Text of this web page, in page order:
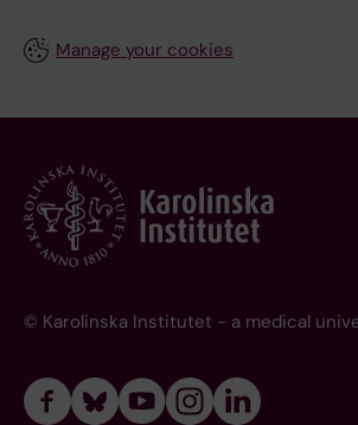
Manage your cookies
© Karolinska Institutet - a medical